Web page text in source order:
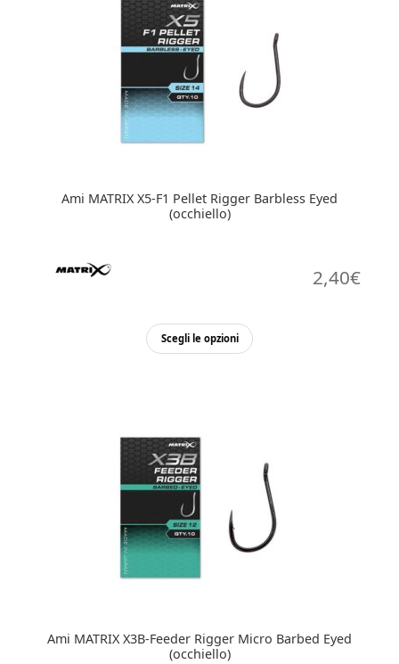
possono
essere
scelte
Ami MATRIX X5-F1 Pellet Rigger Barbless Eyed
(occhiello)
2,40€
Scegli le opzioni
Questo
opzioni
possono
essere
scelte
nella
Ami MATRIX X3B-Feeder Rigger Micro Barbed Eyed
(occhiello)